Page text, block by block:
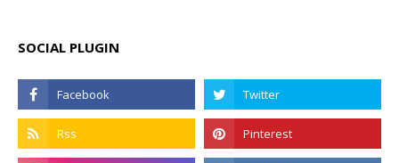
SOCIAL PLUGIN